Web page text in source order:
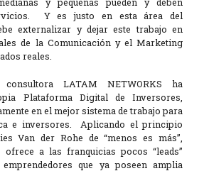
y pequeñas pueden y deben
Y es justo en esta área del
externalizar y dejar este trabajo en
de la Comunicación y el Marketing
reales.
LATAM NETWORKS ha
Plataforma Digital de Inversores,
en el mejor sistema de trabajo para
e inversores. Aplicando el principio
Van der Rohe de “menos es más”,
ofrece a las franquicias pocos “leads”
que ya poseen amplia